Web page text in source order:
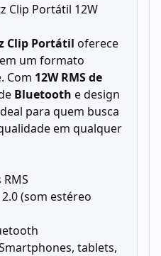
Clip Portátil 12W
Clip Portátil oferece
um formato
Com 12W RMS de
Bluetooth e design
para quem busca
em qualquer
2.0 (som estéreo
tablets,